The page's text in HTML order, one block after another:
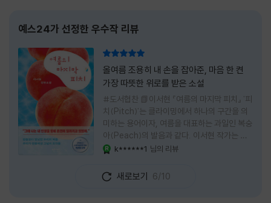
예스24가 선정한 우수작 리뷰
올여름 조용히 내 손을 잡아준, 마음 한 켠
가장 따뜻한 위로를 받은 소설
#도서협찬 📗이서현 『여름의 마지막 피치』 '피
치(Pitch)'는 클라이밍에서 하나의 구간을 의
미하는 용어이자, 여름을 대표하는 과일인 복숭
아(Peach)의 발음과 같다. 이서현 작가는 이
중의적인 제목 안에 소설이 전하고 싶은 메시지
럼 가장 달콤하고 찬란한 계절인 여름. 하지만
그 여름도 끝이 있다. 그리고 클라이밍의 피치
k******1 님의 리뷰
새로보기 6/10